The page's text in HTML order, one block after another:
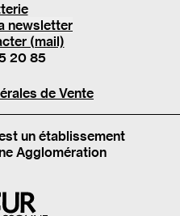
newsletter
(mail)
20 85
de Vente
un établissement
Agglomération